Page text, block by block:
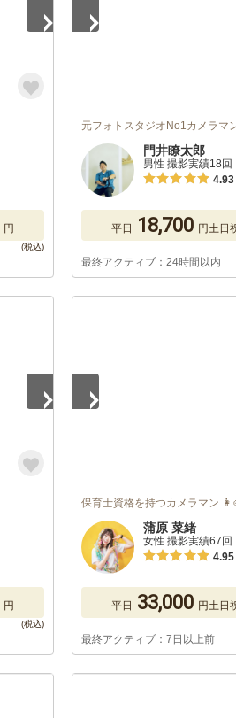
円
元フォトスタジオNo1カメラマ
門井瞭太郎
男性 撮影実績18回
4.93
平日 18,700 円土日
最終アクティブ：24時間以内
円
保育士資格を持つカメラマン
蒲原 菜緒
女性 撮影実績67回
4.95
平日 33,000 円土日
最終アクティブ：7日以上前